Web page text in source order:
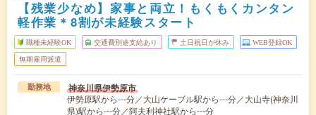
【残業少なめ】家事と両立！もくもくカンタン
軽作業＊8割が未経験スタート
職種未経験OK 交通費別途支給あり 土日祝日が休み WEB登録OK
無期雇用派遣
勤務地 神奈川県伊勢原市
伊勢原駅から---分／大山ケーブル駅から---分／大山寺(神奈川
県)駅から---分／阿夫利神社駅から---分